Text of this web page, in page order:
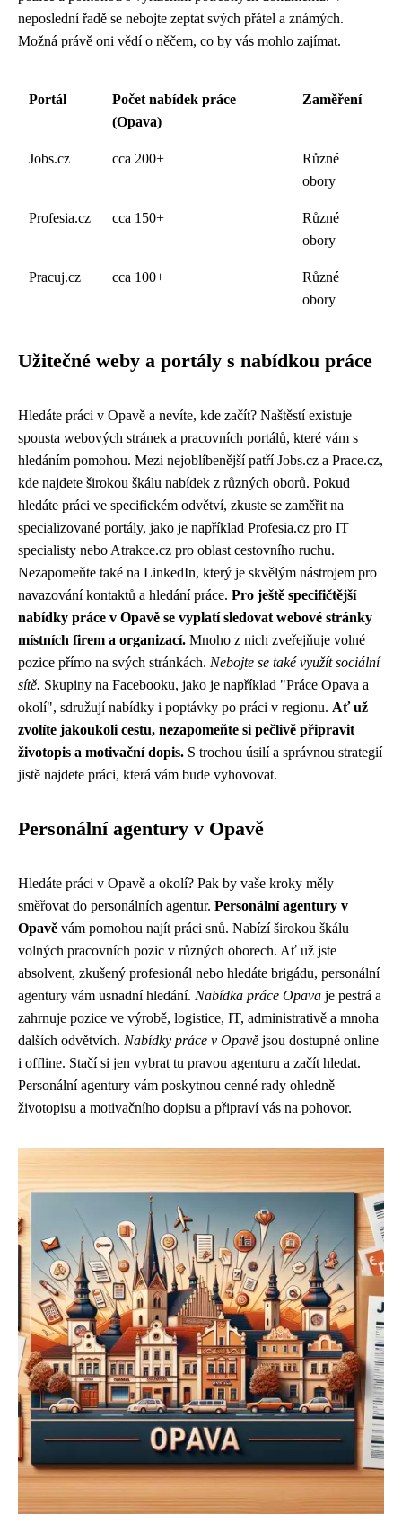
neposlední řadě se nebojte zeptat svých přátel a známých.
Možná právě oni vědí o něčem, co by vás mohlo zajímat.
Portál
Počet nabídek práce
(Opava)
Zaměření
Jobs.cz cca 200+
Různé
obory
Profesia.cz cca 150+
Různé
obory
Pracuj.cz cca 100+
Různé
obory
Užitečné weby a portály s nabídkou práce
Hledáte práci v Opavě a nevíte, kde začít? Naštěstí existuje
spousta webových stránek a pracovních portálů, které vám s
hledáním pomohou. Mezi nejoblíbenější patří Jobs.cz a Prace.cz,
kde najdete širokou škálu nabídek z různých oborů. Pokud
hledáte práci ve specifickém odvětví, zkuste se zaměřit na
specializované portály, jako je například Profesia.cz pro IT
specialisty nebo Atrakce.cz pro oblast cestovního ruchu.
Nezapomeňte také na LinkedIn, který je skvělým nástrojem pro
navazování kontaktů a hledání práce. Pro ještě specifičtější
nabídky práce v Opavě se vyplatí sledovat webové stránky
místních firem a organizací. Mnoho z nich zveřejňuje volné
pozice přímo na svých stránkách. Nebojte se také využít sociální
sítě. Skupiny na Facebooku, jako je například "Práce Opava a
okolí", sdružují nabídky i poptávky po práci v regionu. Ať už
zvolíte jakoukoli cestu, nezapomeňte si pečlivě připravit
životopis a motivační dopis. S trochou úsilí a správnou strategií
jistě najdete práci, která vám bude vyhovovat.
Personální agentury v Opavě
Hledáte práci v Opavě a okolí? Pak by vaše kroky měly
směřovat do personálních agentur. Personální agentury v
Opavě vám pomohou najít práci snů. Nabízí širokou škálu
volných pracovních pozic v různých oborech. Ať už jste
absolvent, zkušený profesionál nebo hledáte brigádu, personální
agentury vám usnadní hledání. Nabídka práce Opava je pestrá a
zahrnuje pozice ve výrobě, logistice, IT, administrativě a mnoha
dalších odvětvích. Nabídky práce v Opavě jsou dostupné online
i offline. Stačí si jen vybrat tu pravou agenturu a začít hledat.
Personální agentury vám poskytnou cenné rady ohledně
životopisu a motivačního dopisu a připraví vás na pohovor.